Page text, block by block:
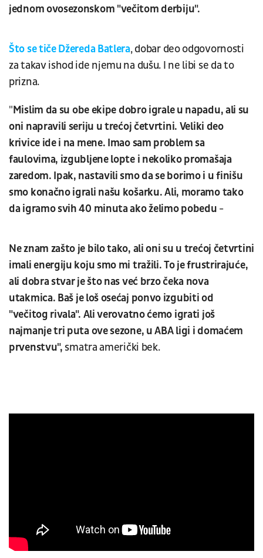
jednom ovosezonskom "večitom derbiju".
Što se tiče Džereda Batlera, dobar deo odgovornosti
za takav ishod ide njemu na dušu. I ne libi se da to
prizna.
"Mislim da su obe ekipe dobro igrale u napadu, ali su
oni napravili seriju u trećoj četvrtini. Veliki deo
krivice ide i na mene. Imao sam problem sa
faulovima, izgubljene lopte i nekoliko promašaja
zaredom. Ipak, nastavili smo da se borimo i u finišu
smo konačno igrali našu košarku. Ali, moramo tako
da igramo svih 40 minuta ako želimo pobedu -
Ne znam zašto je bilo tako, ali oni su u trećoj četvrtini
imali energiju koju smo mi tražili. To je frustrirajuće,
ali dobra stvar je što nas već brzo čeka nova
utakmica. Baš je loš osećaj ponvo izgubiti od
"večitog rivala". Ali verovatno ćemo igrati još
najmanje tri puta ove sezone, u ABA ligi i domaćem
prvenstvu", smatra američki bek.